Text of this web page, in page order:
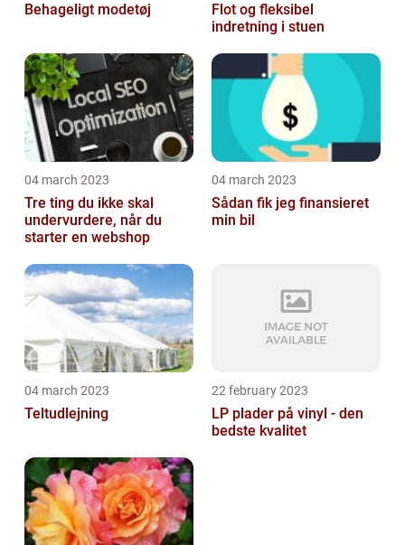
Behageligt modetøj
Flot og fleksibel
indretning i stuen
04 march 2023
Tre ting du ikke skal
undervurdere, når du
starter en webshop
04 march 2023
Sådan fik jeg finansieret
min bil
04 march 2023
Teltudlejning
22 february 2023
LP plader på vinyl - den
bedste kvalitet